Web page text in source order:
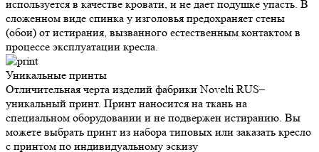
используется в качестве кровати, и не дает подушке упасть. В
сложенном виде спинка у изголовья предохраняет стены
(обои) от истирания, вызванного естественным контактом в
процессе эксплуатации кресла.
Уникальные принты
Отличительная черта изделий фабрики Novelti RUS–
уникальный принт. Принт наносится на ткань на
специальном оборудовании и не подвержен истиранию. Вы
можете выбрать принт из набора типовых или заказать кресло
с принтом по индивидуальному эскизу